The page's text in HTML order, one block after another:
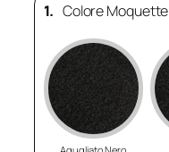
1. Colore Moquette